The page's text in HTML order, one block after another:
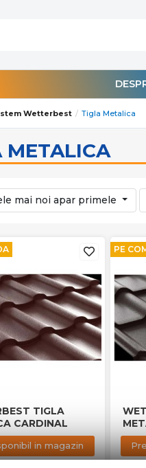
Wetterbest Tigla Metalica
METALICA
mai noi apar primele
TIGLA
CARDINAL
in magazin
PE